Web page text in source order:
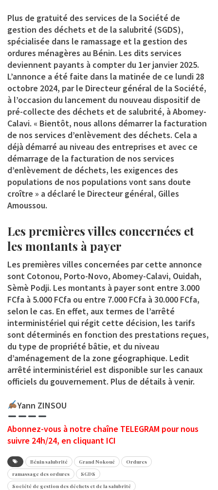
Plus de gratuité des services de la Société de
gestion des déchets et de la salubrité (SGDS),
spécialisée dans le ramassage et la gestion des
ordures ménagères au Bénin. Les dits services
deviennent payants à compter du 1er janvier 2025.
L’annonce a été faite dans la matinée de ce lundi 28
octobre 2024, par le Directeur général de la Société,
à l’occasion du lancement du nouveau dispositif de
pré-collecte des déchets et de salubrité, à Abomey-
Calavi. « Bientôt, nous allons démarrer la facturation
de nos services d’enlèvement des déchets. Cela a
déjà démarré au niveau des entreprises et avec ce
démarrage de la facturation de nos services
d’enlèvement de déchets, les exigences des
populations de nos populations vont sans doute
croître » a déclaré le Directeur général, Gilles
Amoussou.
Les premières villes concernées et
les montants à payer
Les premières villes concernées par cette annonce
sont Cotonou, Porto-Novo, Abomey-Calavi, Ouidah,
Sèmè Podji. Les montants à payer sont entre 3.000
FCfa à 5.000 FCfa ou entre 7.000 FCfa à 30.000 FCfa,
selon le cas. En effet, aux termes de l’arrêté
interministériel qui régit cette décision, les tarifs
sont déterminés en fonction des prestations reçues,
du type de propriété bâtie, et du niveau
d’aménagement de la zone géographique. Ledit
arrêté interministériel est disponible sur les canaux
officiels du gouvernement. Plus de détails à venir.
Yann ZINSOU
Abonnez-vous à notre chaîne TELEGRAM pour nous
suivre 24h/24, en cliquant ICI
Bénin salubrité Grand Nokoué
Ordures
ramassage des ordures
SGDS
Société de gestion des déchets et de la salubrité